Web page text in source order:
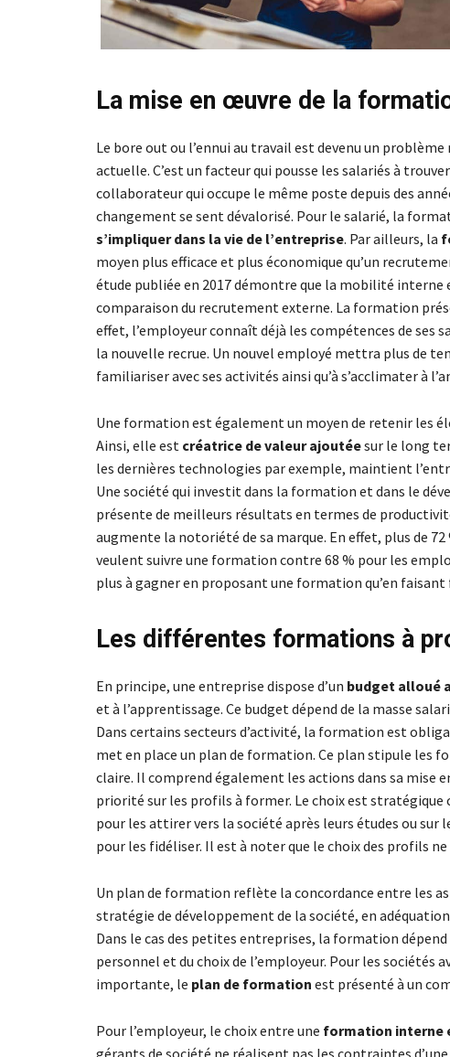
La mise en œuvre de la
Le bore out ou l’ennui au travail est devenu un
actuelle. C’est un facteur qui pousse les salariés à
collaborateur qui occupe le même poste depuis des
changement se sent dévalorisé. Pour le salarié, la
s’impliquer dans la vie de l’entreprise. Par ailleurs, la
moyen plus efficace et plus économique qu’un
étude publiée en 2017 démontre que la mobilité interne
comparaison du recrutement externe. La formation
effet, l’employeur connaît déjà les compétences de ses
la nouvelle recrue. Un nouvel employé mettra plus de
familiariser avec ses activités ainsi qu’à s’acclimater à
Une formation est également un moyen de retenir les
Ainsi, elle est créatrice de valeur ajoutéesur le long
les dernières technologies par exemple, maintient
Une société qui investit dans la formation et dans le
présente de meilleurs résultats en termes de
augmente la notoriété de sa marque. En effet, plus de 72
veulent suivre une formation contre 68 % pour les
plus à gagner en proposant une formation qu’en
Les différentes formations à
En principe, une entreprise dispose d’un budget alloué
et à l’apprentissage. Ce budget dépend de la masse
Dans certains secteurs d’activité, la formation est
met en place un plan de formation. Ce plan stipule les
claire. Il comprend également les actions dans sa mise
priorité sur les profils à former. Le choix est
pour les attirer vers la société après leurs études ou sur
pour les fidéliser. Il est à noter que le choix des profils
Un plan de formation reflète la concordance entre les
stratégie de développement de la société, en
Dans le cas des petites entreprises, la formation
personnel et du choix de l’employeur. Pour les sociétés
importante, le plan de formation est présenté à un
Pour l’employeur, le choix entre une formation interne
gérants de société ne réalisent pas les contraintes